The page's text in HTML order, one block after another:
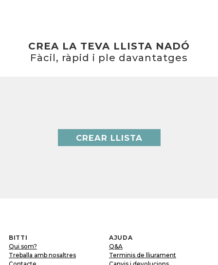
CREA LA TEVA LLISTA NADÓ
Fàcil, ràpid i ple davantatges
CREAR LLISTA
BITTI
Qui som?
Treballa amb nosaltres
AJUDA
Q&A
Terminis de lliurament